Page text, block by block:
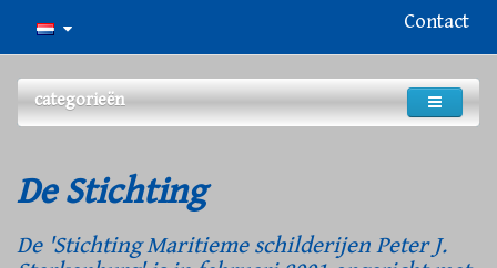
Contact
categorieën
De Stichting
De 'Stichting Maritieme schilderijen Peter J.